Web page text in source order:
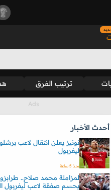
ترتيب الفرق
أحدث الأخبار
نونيز يعلن انتقال لاعب
ليفربول
منذ 5 ساعة
لمزاملة محمد صلاح..
يحسم صفقة لاعب ليفربول